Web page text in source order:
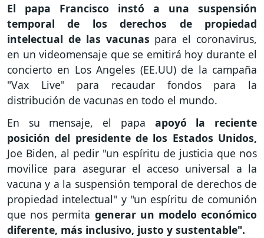
El papa Francisco instó a una suspensión
temporal de los derechos de propiedad
intelectual de las vacunas para el coronavirus,
en un videomensaje que se emitirá hoy durante el
concierto en Los Angeles (EE.UU) de la campaña
"Vax Live" para recaudar fondos para la
distribución de vacunas en todo el mundo.
En su mensaje, el papa apoyó la reciente
posición del presidente de los Estados Unidos,
Joe Biden, al pedir "un espíritu de justicia que nos
movilice para asegurar el acceso universal a la
vacuna y a la suspensión temporal de derechos de
propiedad intelectual" y "un espíritu de comunión
que nos permita generar un modelo económico
diferente, más inclusivo, justo y sustentable".